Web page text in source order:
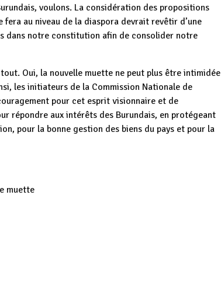
voulons. La considération des propositions
au niveau de la diaspora devrait revêtir d’une
dans notre constitution afin de consolider notre
Oui, la nouvelle muette ne peut plus être intimidée
les initiateurs de la Commission Nationale de
pour cet esprit visionnaire et de
répondre aux intérêts des Burundais, en protégeant
pour la bonne gestion des biens du pays et pour la
muette